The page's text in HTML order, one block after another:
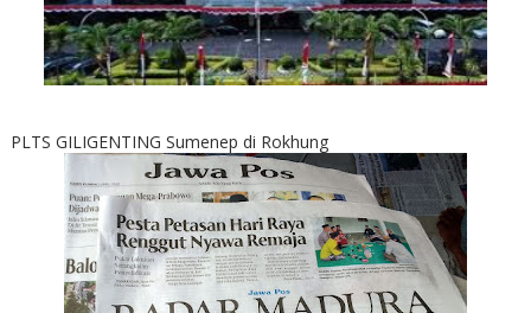
PLTS GILIGENTING Sumenep di Rokhung